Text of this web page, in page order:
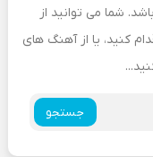
شما می توانید از
کنید، یا از آهنگ های
جستجو